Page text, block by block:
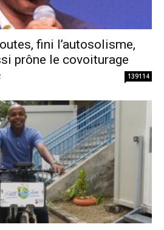
fini l’autosolisme,
prône le covoiturage
139114